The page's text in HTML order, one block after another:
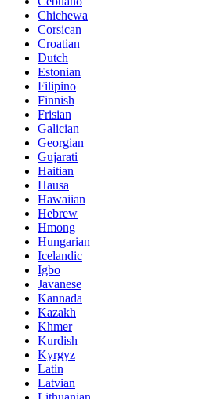
Chichewa
Corsican
Croatian
Dutch
Estonian
Filipino
Finnish
Frisian
Galician
Georgian
Gujarati
Haitian
Hausa
Hawaiian
Hebrew
Hmong
Hungarian
Icelandic
Igbo
Javanese
Kannada
Kazakh
Khmer
Kurdish
Kyrgyz
Latin
Latvian